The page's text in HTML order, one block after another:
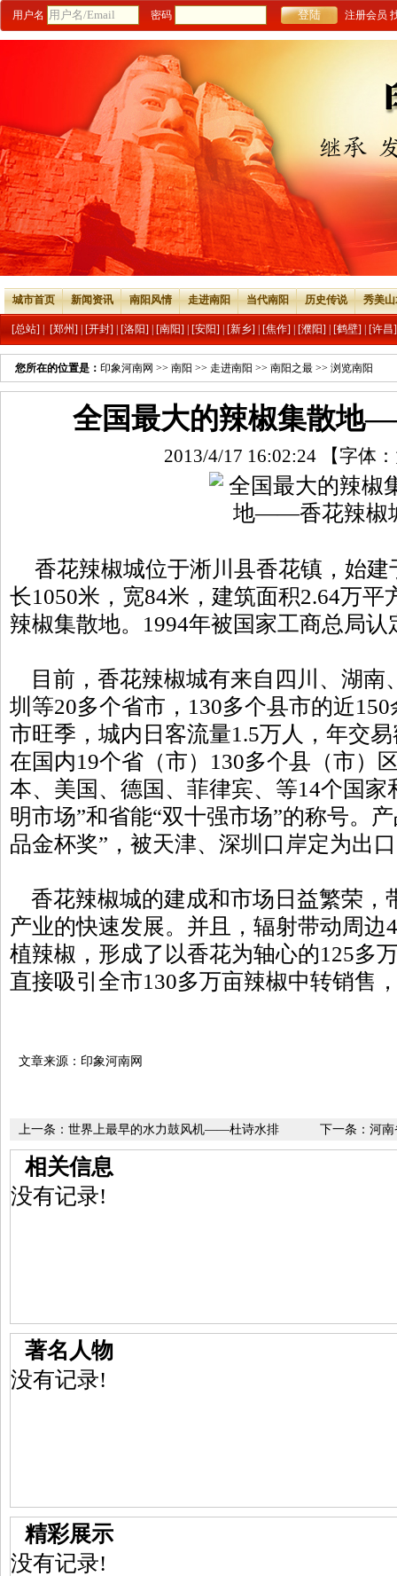
用户名 密码 注册会员
城市首页 新闻资讯 南阳风情 走进南阳 当代南阳 历史传说 秀美
[总站] [郑州] [开封] [洛阳] [南阳] [安阳] [新乡] [焦作] [濮阳] [鹤壁] [许昌]
您所在的位置是： 印象河南网 >> 南阳 >> 走进南阳 >> 南阳之最 >> 浏览南阳
全国最大的辣椒集散地
2013/4/17 16:02:24 【字体：
香花辣椒城位于淅川县香花镇，始建
长1050米，宽84米，建筑面积2.64万
辣椒集散地。1994年被国家工商总局认
目前，香花辣椒城有来自四川、湖南
圳等20多个省市，130多个县市的近
市旺季，城内日客流量1.5万人，年交
在国内19个省（市）130多个县（市）
本、美国、德国、菲律宾、等14个国家
明市场”和省能“双十强市场”的称号。
品金杯奖”，被天津、深圳口岸定为出
香花辣椒城的建成和市场日益繁荣，
产业的快速发展。并且，辐射带动周边
植辣椒，形成了以香花为轴心的125多
直接吸引全市130多万亩辣椒中转销售
文章来源：印象河南网
下一条： 河
上一条： 世界上最早的水力鼓风机——杜诗水排
相关信息
没有记录!
著名人物
没有记录!
精彩展示
没有记录!